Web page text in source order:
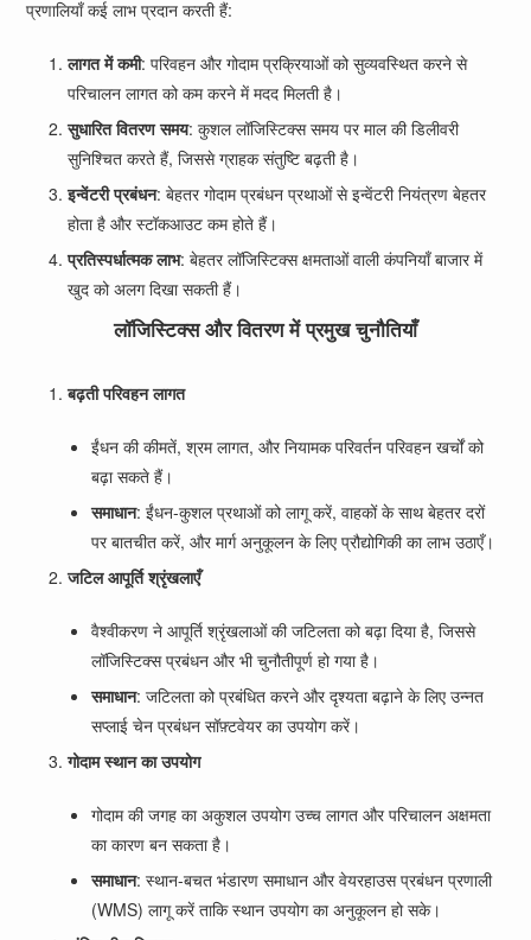
प्रणालियाँ कई लाभ प्रदान करती हैं:
लागत में कमी: परिवहन और गोदाम प्रक्रियाओं को सुव्यवस्थित करने से
परिचालन लागत को कम करने में मदद मिलती है।
सुधारित वितरण समय: कुशल लॉजिस्टिक्स समय पर माल की डिलीवरी
सुनिश्चित करते हैं, जिससे ग्राहक संतुष्टि बढ़ती है।
इन्वेंटरी प्रबंधन: बेहतर गोदाम प्रबंधन प्रथाओं से इन्वेंटरी नियंत्रण बेहतर
होता है और स्टॉकआउट कम होते हैं।
प्रतिस्पर्धात्मक लाभ: बेहतर लॉजिस्टिक्स क्षमताओं वाली कंपनियाँ बाजार में
खुद को अलग दिखा सकती हैं।
लॉजिस्टिक्स और वितरण में प्रमुख चुनौतियाँ
बढ़ती परिवहन लागत
ईंधन की कीमतें, श्रम लागत, और नियामक परिवर्तन परिवहन खर्चों को
बढ़ा सकते हैं।
समाधान: ईंधन-कुशल प्रथाओं को लागू करें, वाहकों के साथ बेहतर दरों
पर बातचीत करें, और मार्ग अनुकूलन के लिए प्रौद्योगिकी का लाभ उठाएँ।
जटिल आपूर्ति श्रृंखलाएँ
वैश्वीकरण ने आपूर्ति श्रृंखलाओं की जटिलता को बढ़ा दिया है, जिससे
लॉजिस्टिक्स प्रबंधन और भी चुनौतीपूर्ण हो गया है।
समाधान: जटिलता को प्रबंधित करने और दृश्यता बढ़ाने के लिए उन्नत
सप्लाई चेन प्रबंधन सॉफ़्टवेयर का उपयोग करें।
गोदाम स्थान का उपयोग
गोदाम की जगह का अकुशल उपयोग उच्च लागत और परिचालन अक्षमता
का कारण बन सकता है।
समाधान: स्थान-बचत भंडारण समाधान और वेयरहाउस प्रबंधन प्रणाली
(WMS) लागू करें ताकि स्थान उपयोग का अनुकूलन हो सके।